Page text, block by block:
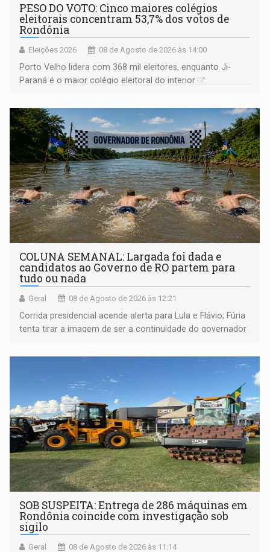
PESO DO VOTO: Cinco maiores colégios
eleitorais concentram 53,7% dos votos de
Rondônia
Eleições 2026 08 de Agosto de 2026 às 14:00
Porto Velho lidera com 368 mil eleitores, enquanto Ji-
Paraná é o maior colégio eleitoral do interior
COLUNA SEMANAL: Largada foi dada e
candidatos ao Governo de RO partem para
tudo ou nada
Geral 08 de Agosto de 2026 às 12:21
Corrida presidencial acende alerta para Lula e Flávio; Fúria
tenta tirar a imagem de ser a continuidade do governador
não ter entrado no modo eleição; ABAV faz evento em
SOB SUSPEITA: Entrega de 286 máquinas em
Rondônia coincide com investigação sob
sigilo
Geral 08 de Agosto de 2026 às 11:14